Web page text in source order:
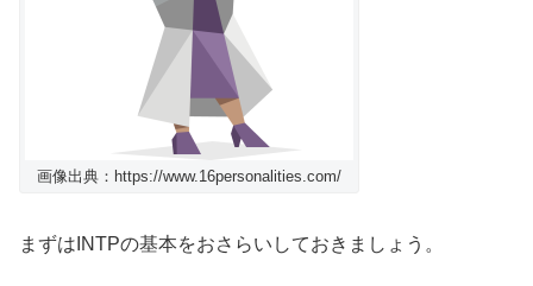
画像出典：https://www.16personalities.com/
まずはINTPの基本をおさらいしておきましょう。